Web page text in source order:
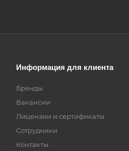
Информация для клиента
Бренды
Вакансии
Лицензии и сертификаты
Сотрудники
Контакты